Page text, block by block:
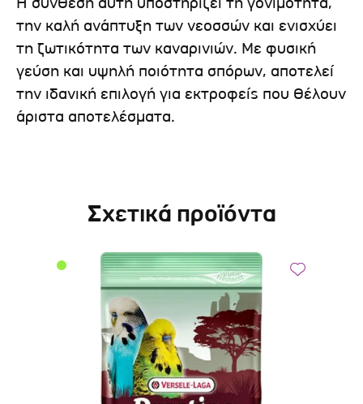
την καλή ανάπτυξη των νεοσσών και ενισχύει
τη ζωτικότητα των καναρινιών. Με φυσική
γεύση και υψηλή ποιότητα σπόρων, αποτελεί
την ιδανική επιλογή για εκτροφείς που θέλουν
άριστα αποτελέσματα.
Σχετικά προϊόντα